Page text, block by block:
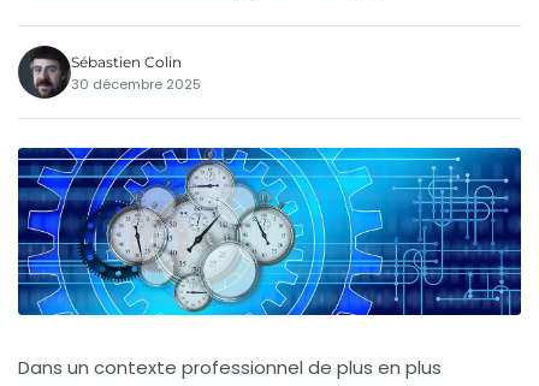
Sébastien Colin
30 décembre 2025
Dans un contexte professionnel de plus en plus